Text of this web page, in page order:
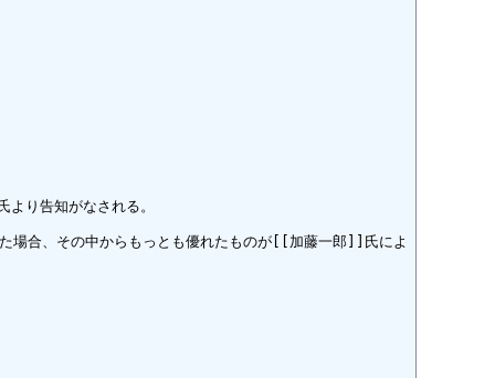
告知がなされる。
場合、その中からもっとも優れたものが[[加藤一郎]]氏によ